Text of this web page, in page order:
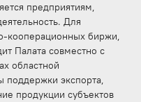
предприятиям,
Для
кооперационных биржи,
Палата совместно с
областной
поддержки экспорта,
продукции субъектов